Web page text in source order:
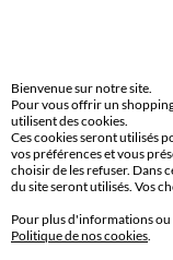
sous 30
Service
par chat et
de 8h00 à
Bienvenue sur notre site.
Pour vous offrir un
utilisent des cookies.
Ces cookies seront utilisés
vos préférences et vous
choisir de les refuser. Dans
du site seront utilisés. Vos
Pour plus d'informations
Politique de nos cookies